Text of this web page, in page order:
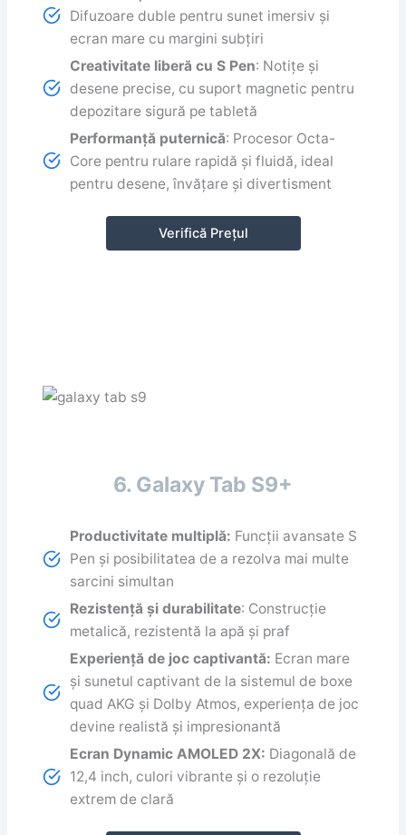
Difuzoare duble pentru sunet imersiv și
ecran mare cu margini subțiri
Creativitate liberă cu S Pen: Notițe și
desene precise, cu suport magnetic pentru
depozitare sigură pe tabletă
Performanță puternică: Procesor Octa-
Core pentru rulare rapidă și fluidă, ideal
pentru desene, învățare și divertisment
Verifică Prețul
6. Galaxy Tab S9+
Productivitate multiplă: Funcții avansate S
Pen și posibilitatea de a rezolva mai multe
sarcini simultan
Rezistență și durabilitate: Construcție
metalică, rezistentă la apă și praf
Experiență de joc captivantă: Ecran mare
și sunetul captivant de la sistemul de boxe
quad AKG și Dolby Atmos, experiența de joc
devine realistă și impresionantă
Ecran Dynamic AMOLED 2X: Diagonală de
12,4 inch, culori vibrante și o rezoluție
extrem de clară